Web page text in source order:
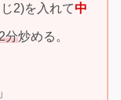
2)を入れて中
分炒める。